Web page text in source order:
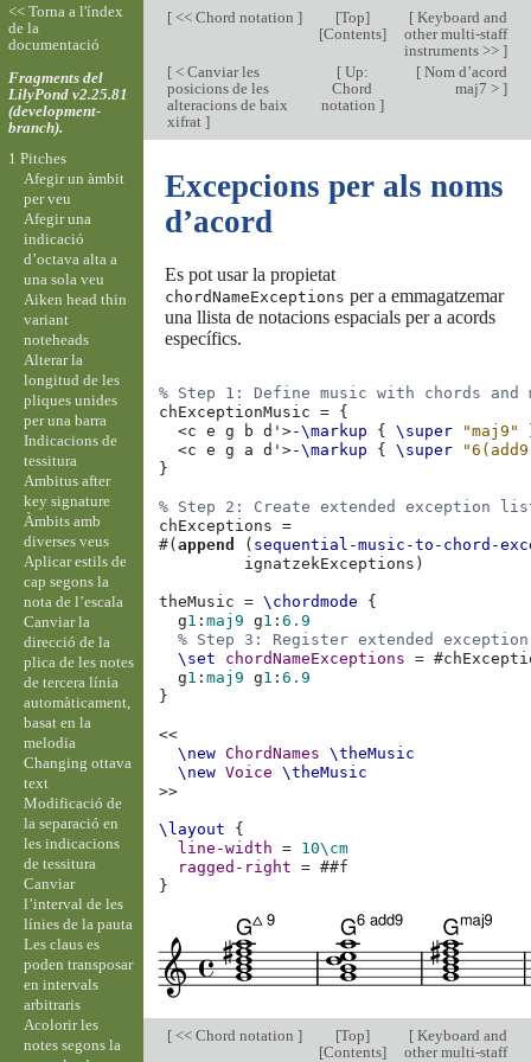
[<< Chord notation ] [Top]
[Contents]
[Keyboard and
other multi-staff
instruments >> ]
[< Canviar les
posicions de les
alteracions de baix
xifrat ]
[Up:
Chord
notation ]
[Nom d’acord
maj7 > ]
Excepcions per als noms
d’acord
Es pot usar la propietat
chordNameExceptions per a emmagatzemar
una llista de notacions espacials per a acords
específics.
% Step 1: Define music with chords and
chExceptionMusic
= {
<c e g b d'>-\markup { \super "maj9"
<c e g a d'>-\markup { \super
}
% Step 2: Create extended exception
chExceptions
=
#(append ( sequential-music-to-chord-
ignatzekExceptions )
theMusic = \chordmode
{
g1 :maj9 g1 :6.9
% Step 3: Register extended
\set
chordNameExceptions = #
g1 :maj9 g1 :6.9
}
<<
\new ChordNames
\theMusic
\new Voice
\theMusic
>>
\layout
{
line-width
= 10\cm
ragged-right
= ##f
}
[<< Chord notation ] [Top]
[Contents]
[Keyboard and
other multi-staff
<< Torna a l'índex
de la
documentació
Fragments del
LilyPond v2.25.81
(development-
branch).
1 Pitches
Afegir un àmbit
per veu
Afegir una
indicació
d’octava alta a
una sola veu
Aiken head thin
variant
noteheads
Alterar la
longitud de les
pliques unides
per una barra
Indicacions de
tessitura
Ambitus after
key signature
Àmbits amb
diverses veus
Aplicar estils de
cap segons la
nota de l’escala
Canviar la
direcció de la
plica de les notes
de tercera línia
automàticament,
basat en la
melodia
Changing ottava
text
Modificació de
la separació en
les indicacions
de tessitura
Canviar
l’interval de les
línies de la pauta
Les claus es
poden transposar
en intervals
arbitraris
Acolorir les
notes segons la